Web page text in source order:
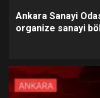
Ankara Sanayi
organize sanayi